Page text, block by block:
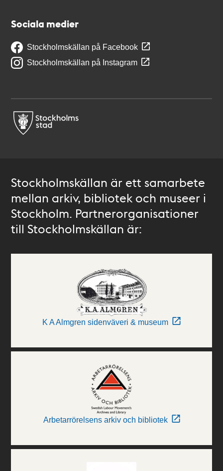
Sociala medier
Stockholmskällan på Facebook
Stockholmskällan på Instagram
Stockholmskällan är ett samarbete
mellan arkiv, bibliotek och museer i
Stockholm. Partnerorganisationer
till Stockholmskällan är:
K A Almgren sidenväveri & museum
Arbetarrörelsens arkiv och bibliotek